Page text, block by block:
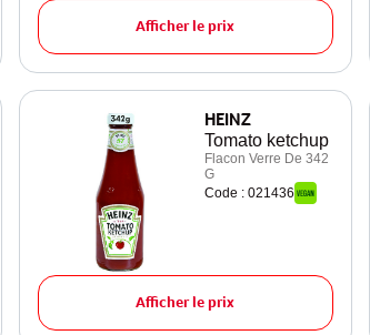
Afficher le prix
HEINZ
Tomato ketchup
Flacon Verre De 342
G
Code : 021436
Afficher le prix